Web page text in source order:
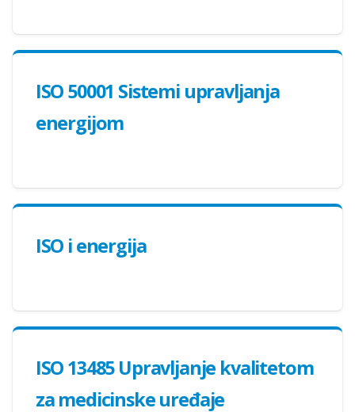
ISO 50001 Sistemi upravljanja
energijom
ISO i energija
ISO 13485 Upravljanje kvalitetom
za medicinske uređaje